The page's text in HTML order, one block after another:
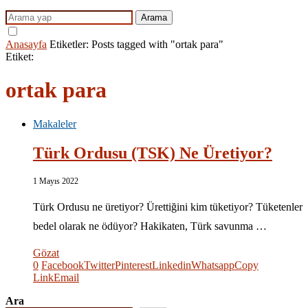
Arama
Anasayfa Etiketler: Posts tagged with "ortak para"
Etiket:
ortak para
Makaleler
Türk Ordusu (TSK) Ne Üretiyor?
1 Mayıs 2022
Türk Ordusu ne üretiyor? Ürettiğini kim tüketiyor? Tüketenler
bedel olarak ne ödüyor? Hakikaten, Türk savunma …
Gözat
0 FacebookTwitterPinterestLinkedinWhatsappCopy
LinkEmail
Ara